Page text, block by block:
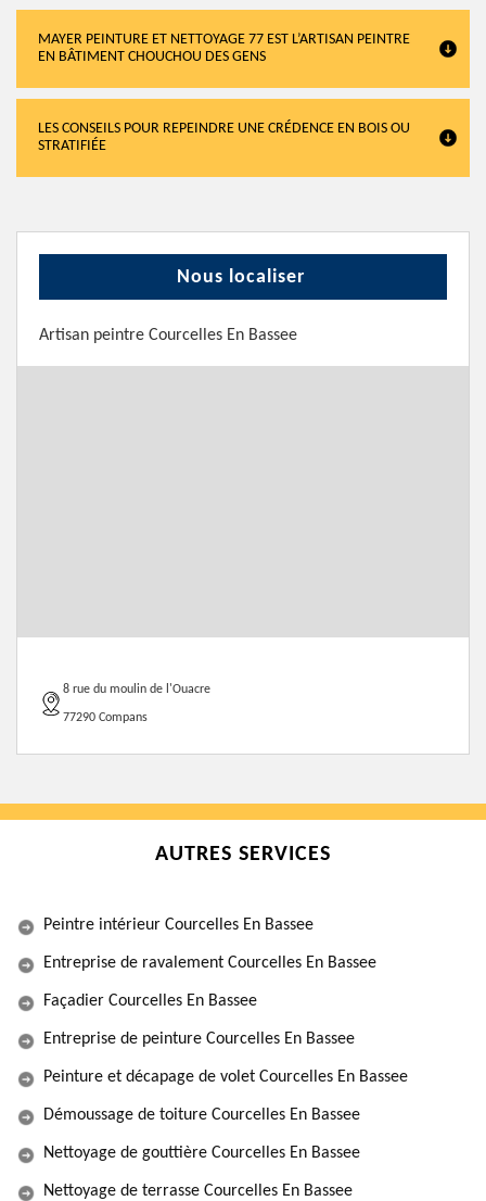
MAYER PEINTURE ET NETTOYAGE 77 EST L’ARTISAN PEINTRE
EN BÂTIMENT CHOUCHOU DES GENS
LES CONSEILS POUR REPEINDRE UNE CRÉDENCE EN BOIS OU
STRATIFIÉE
Nous localiser
Artisan peintre Courcelles En Bassee
8 rue du moulin de l'Ouacre
77290 Compans
AUTRES SERVICES
Peintre intérieur Courcelles En Bassee
Entreprise de ravalement Courcelles En Bassee
Façadier Courcelles En Bassee
Entreprise de peinture Courcelles En Bassee
Peinture et décapage de volet Courcelles En Bassee
Démoussage de toiture Courcelles En Bassee
Nettoyage de gouttière Courcelles En Bassee
Nettoyage de terrasse Courcelles En Bassee